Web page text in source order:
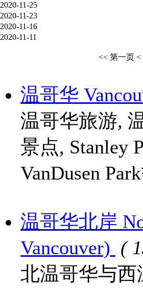
2020-11-25
2020-11-23
2020-11-16
2020-11-11
<< 第一页 <
温哥华
温哥华旅游,
景点, Stanley
VanDusen
温哥华北岸
Vancouver) (
北温哥华与